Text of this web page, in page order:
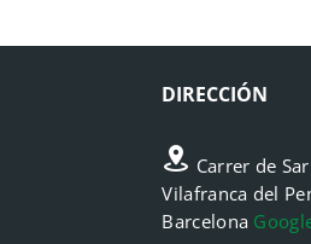
DIRECCIÓN
Carrer de
Vilafranca del
Barcelona